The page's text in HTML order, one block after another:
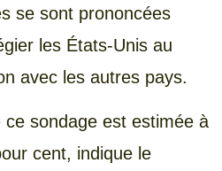
se sont prononcées
les États-Unis au
avec les autres pays.
ce sondage est estimée à
cent, indique le